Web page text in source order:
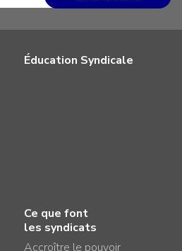
Éducation Syndicale
Ce que font
les syndicats
Accroître le pouvoir